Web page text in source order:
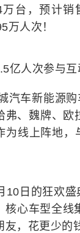
万台，预计销
万人次！
亿人次参与
汽车新能源
弗、魏牌、欧
为线上阵地
10日的狂欢
核心车型全线
友，花更少的